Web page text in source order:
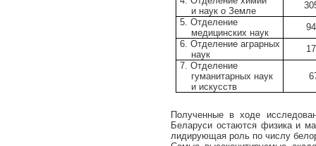
и наук о Земле
5. Отделение
медицинских наук
6. Отделение аграрных
наук
7. Отделение
гуманитарных наук
и искусств
Полученные в ходе
Беларуси остаются физика и
лидирующая роль по числу